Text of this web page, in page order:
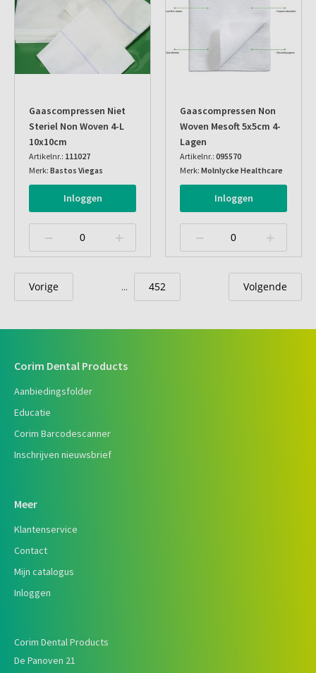
Gaascompressen Niet
Steriel Non Woven 4-L
10x10cm
Artikelnr.: 111027
Merk: Bastos Viegas
Inloggen
Gaascompressen Non
Woven Mesoft 5x5cm 4-
Lagen
Artikelnr.: 095570
Merk: Molnlycke Healthcare
Inloggen
Vorige ... 452 Volgende
Corim Dental Products
Aanbiedingsfolder
Educatie
Corim Barcodescanner
Inschrijven nieuwsbrief
Meer
Klantenservice
Contact
Mijn catalogus
Inloggen
Corim Dental Products
De Panoven 21